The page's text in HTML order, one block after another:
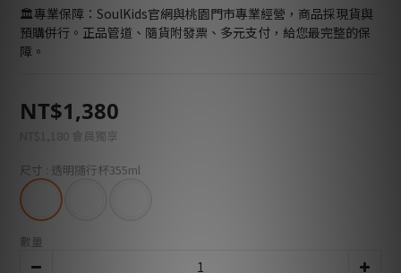
🏛️專業保障：SoulKids官網與桃園門市專業經營，商品採現貨與
預購併行。正品管道、隨貨附發票、多元支付，給您最完整的保
障。
NT$1,380
NT$1,180 會員獨享
尺寸 : 透明隨行杯355ml
數量